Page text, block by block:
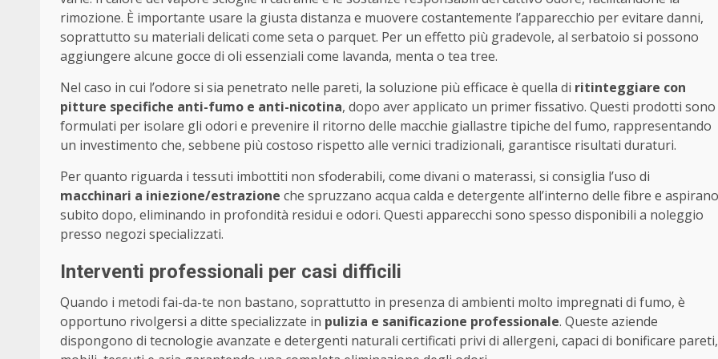
rimozione. È importante usare la giusta distanza e muovere costantemente l’apparecchio per evitare danni,
soprattutto su materiali delicati come seta o parquet. Per un effetto più gradevole, al serbatoio si possono
aggiungere alcune gocce di oli essenziali come lavanda, menta o tea tree.
Nel caso in cui l’odore si sia penetrato nelle pareti, la soluzione più efficace è quella di ritinteggiare con
pitture specifiche anti-fumo e anti-nicotina, dopo aver applicato un primer fissativo. Questi prodotti sono
formulati per isolare gli odori e prevenire il ritorno delle macchie giallastre tipiche del fumo, rappresentando
un investimento che, sebbene più costoso rispetto alle vernici tradizionali, garantisce risultati duraturi.
Per quanto riguarda i tessuti imbottiti non sfoderabili, come divani o materassi, si consiglia l’uso di
macchinari a iniezione/estrazione che spruzzano acqua calda e detergente all’interno delle fibre e aspirano
subito dopo, eliminando in profondità residui e odori. Questi apparecchi sono spesso disponibili a noleggio
presso negozi specializzati.
Interventi professionali per casi difficili
Quando i metodi fai-da-te non bastano, soprattutto in presenza di ambienti molto impregnati di fumo, è
opportuno rivolgersi a ditte specializzate in pulizia e sanificazione professionale. Queste aziende
dispongono di tecnologie avanzate e detergenti naturali certificati privi di allergeni, capaci di bonificare pareti,